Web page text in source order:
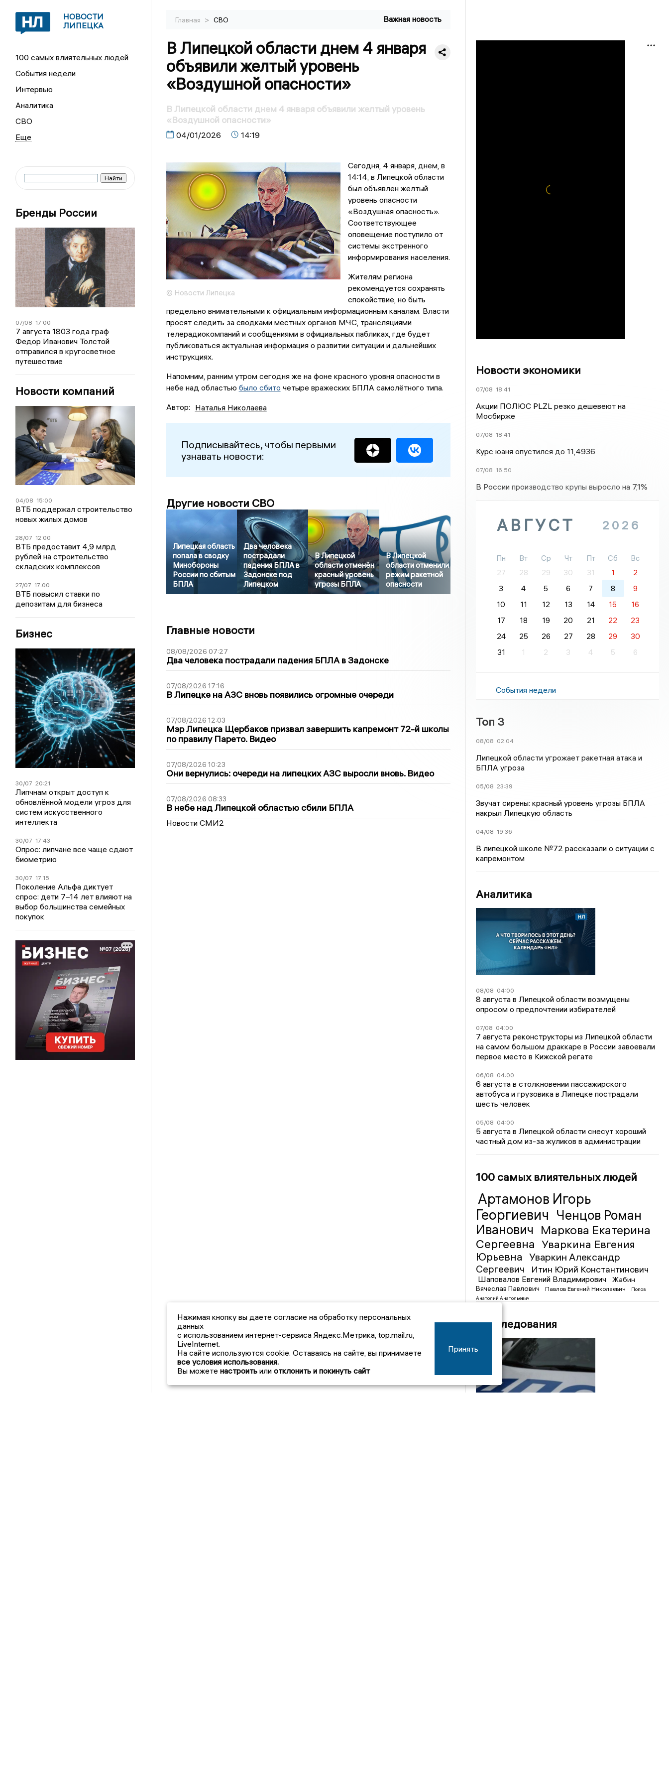
НОВОСТИ
ЛИПЕЦКА
100 самых влиятельных людей
События недели
Интервью
Аналитика
СВО
Бренды России
07/08 17:00
7 августа 1803 года граф
Федор Иванович Толстой
отправился в кругосветное
путешествие
Новости компаний
04/08 15:00
ВТБ поддержал строительство
новых жилых домов
28/07 12:00
ВТБ предоставит 4,9 млрд
рублей на строительство
складских комплексов
27/07 17:00
ВТБ повысил ставки по
депозитам для бизнеса
Бизнес
30/07 20:21
Липчнам открыт доступ к
обновлённой модели угроз для
систем искусственного
интеллекта
30/07 17:43
Опрос: липчане все чаще сдают
биометрию
30/07 17:15
Поколение Альфа диктует
спрос: дети 7–14 лет влияют на
выбор большинства семейных
покупок
Главная > СВО Важная новость
В Липецкой области днем 4 января
объявили желтый уровень
«Воздушной опасности»
В Липецкой области днем 4 января объявили желтый уровень
«Воздушной опасности»
04/01/2026 14:19
© Новости Липецка
Сегодня, 4 января, днем, в
14:14, в Липецкой области
был объявлен желтый
уровень опасности
«Воздушная опасность».
Соответствующее
оповещение поступило от
системы экстренного
информирования населения.
Жителям региона
рекомендуется сохранять
спокойствие, но быть
предельно внимательными к официальным информационным каналам. Власти
просят следить за сводками местных органов МЧС, трансляциями
телерадиокомпаний и сообщениями в официальных пабликах, где будет
публиковаться актуальная информация о развитии ситуации и дальнейших
инструкциях.
Напомним, ранним утром сегодня же на фоне красного уровня опасности в
небе над областью было сбито четыре вражеских БПЛА самолётного типа.
Автор: Наталья Николаева
Подписывайтесь, чтобы первыми
узнавать новости:
Другие новости СВО
Липецкая область
попала в сводку
Минобороны
России по сбитым
БПЛА
Два человека
пострадали
падения БПЛА в
Задонске под
Липецком
В Липецкой
области отменён
красный уровень
угрозы БПЛА
В Липецкой
области отменили
режим ракетной
опасности
Главные новости
08/08/2026 07:27
Два человека пострадали падения БПЛА в Задонске
07/08/2026 17:16
В Липецке на АЗС вновь появились огромные очереди
07/08/2026 12:03
Мэр Липецка Щербаков призвал завершить капремонт 72-й школы
по правилу Парето. Видео
07/08/2026 10:23
Они вернулись: очереди на липецких АЗС выросли вновь. Видео
07/08/2026 08:33
В небе над Липецкой областью сбили БПЛА
Новости СМИ2
Новости экономики
07/08 18:41
Акции ПОЛЮС PLZL резко дешевеют на
Мосбирже
07/08 18:41
Курс юаня опустился до 11,4936
07/08 16:50
В России производство крупы выросло на 7,1%
АВГУСТ 2026
Пн Вт Ср Чт Пт Сб
Вс
27
28 29 30 31 1
2
3
4 5 6 7 8
9
10
11 12 13 14 15
16
17
18 19 20 21 22
23
24
25 26 27 28 29
30
31
1 2 3 4 5 6
События недели
Топ 3
08/08 02:04
Липецкой области угрожает ракетная атака и
БПЛА угроза
05/08 23:39
Звучат сирены: красный уровень угрозы БПЛА
накрыл Липецкую область
04/08 19:36
В липецкой школе №72 рассказали о ситуации с
капремонтом
Аналитика
08/08 04:00
8 августа в Липецкой области возмущены
опросом о предпочтении избирателей
07/08 04:00
7 августа реконструкторы из Липецкой области
на самом большом драккаре в России завоевали
первое место в Кижской регате
06/08 04:00
6 августа в столкновении пассажирского
автобуса и грузовика в Липецке пострадали
шесть человек
05/08 04:00
5 августа в Липецкой области снесут хороший
частный дом из-за жуликов в администрации
100 самых влиятельных людей
Артамонов Игорь
Георгиевич Ченцов Роман
Иванович Маркова Екатерина
Сергеевна Уваркина Евгения
Юрьевна
Уваркин Александр
Сергеевич
Итин Юрий Константинович
Шаповалов Евгений Владимирович
Жабин
Вячеслав Павлович
Павлов Евгений Николаевич
Попов
Анатолий Анатольевич
Расследования
Нажимая кнопку вы даете согласие на обработку персональных
данных
с использованием интернет-сервиса Яндекс.Метрика, top.mail.ru,
LiveInternet.
На сайте используются cookie. Оставаясь на сайте, вы принимаете
все условия использования.
Вы можете настроить или отклонить и покинуть сайт
Принять